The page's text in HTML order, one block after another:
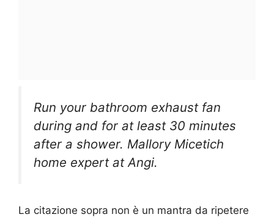
Run your bathroom exhaust fan
during and for at least 30 minutes
after a shower. Mallory Micetich
home expert at Angi.
La citazione sopra non è un mantra da ripetere